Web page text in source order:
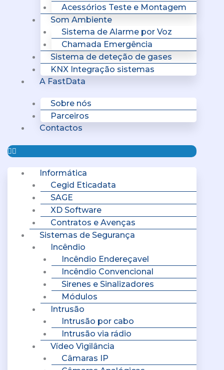
Acessórios Teste e Montagem
Som Ambiente
Sistema de Alarme por Voz
Chamada Emergência
Sistema de deteção de gases
KNX Integração sistemas
A FastData
Sobre nós
Parceiros
Contactos
Informática
Cegid Eticadata
SAGE
XD Software
Contratos e Avenças
Sistemas de Segurança
Incêndio
Incêndio Endereçavel
Incêndio Convencional
Sirenes e Sinalizadores
Módulos
Intrusão
Intrusão por cabo
Intrusão via rádio
Vídeo Vigilância
Câmaras IP